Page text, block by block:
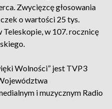
Zwycięzcę głosowania
o wartości 25 tys.
Teleskopie, w 107. rocznicę
Wolności” jest TVP3
i muzycznym Radio